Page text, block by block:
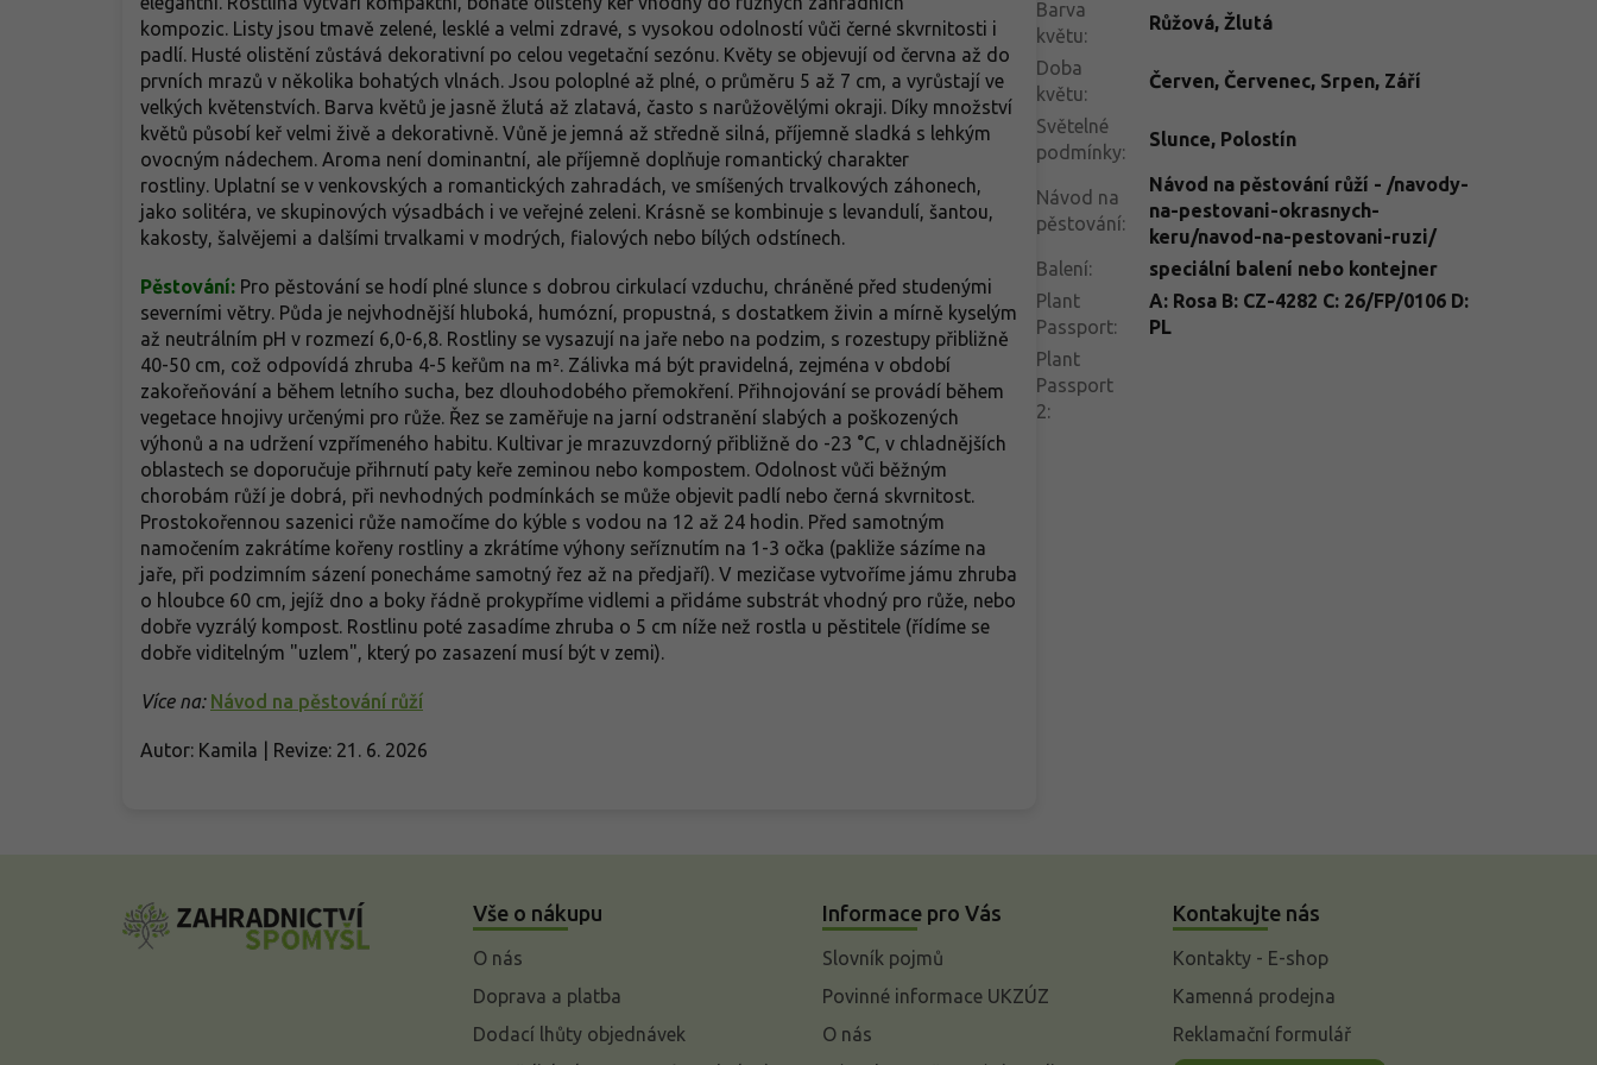
kompozic. Listy jsou tmavě zelené, lesklé a velmi zdravé, s vysokou odolností vůči černé skvrnitosti i
padlí. Husté olistění zůstává dekorativní po celou vegetační sezónu. Květy se objevují od června až do
prvních mrazů v několika bohatých vlnách. Jsou poloplné až plné, o průměru 5 až 7 cm, a vyrůstají ve
velkých květenstvích. Barva květů je jasně žlutá až zlatavá, často s narůžovělými okraji. Díky množství
květů působí keř velmi živě a dekorativně. Vůně je jemná až středně silná, příjemně sladká s lehkým
ovocným nádechem. Aroma není dominantní, ale příjemně doplňuje romantický charakter
rostliny. Uplatní se v venkovských a romantických zahradách, ve smíšených trvalkových záhonech,
jako solitéra, ve skupinových výsadbách i ve veřejné zeleni. Krásně se kombinuje s levandulí, šantou,
kakosty, šalvějemi a dalšími trvalkami v modrých, fialových nebo bílých odstínech.
Pěstování: Pro pěstování se hodí plné slunce s dobrou cirkulací vzduchu, chráněné před studenými
severními větry. Půda je nejvhodnější hluboká, humózní, propustná, s dostatkem živin a mírně kyselým
až neutrálním pH v rozmezí 6,0-6,8. Rostliny se vysazují na jaře nebo na podzim, s rozestupy přibližně
40-50 cm, což odpovídá zhruba 4-5 keřům na m². Zálivka má být pravidelná, zejména v období
zakořeňování a během letního sucha, bez dlouhodobého přemokření. Přihnojování se provádí během
vegetace hnojivy určenými pro růže. Řez se zaměřuje na jarní odstranění slabých a poškozených
výhonů a na udržení vzpřímeného habitu. Kultivar je mrazuvzdorný přibližně do -23 °C, v chladnějších
oblastech se doporučuje přihrnutí paty keře zeminou nebo kompostem. Odolnost vůči běžným
chorobám růží je dobrá, při nevhodných podmínkách se může objevit padlí nebo černá skvrnitost.
Prostokořennou sazenici růže namočíme do kýble s vodou na 12 až 24 hodin. Před samotným
namočením zakrátíme kořeny rostliny a zkrátíme výhony seříznutím na 1-3 očka (pakliže sázíme na
jaře, při podzimním sázení ponecháme samotný řez až na předjaří). V mezičase vytvoříme jámu zhruba
o hloubce 60 cm, jejíž dno a boky řádně prokypříme vidlemi a přidáme substrát vhodný pro růže, nebo
dobře vyzrálý kompost. Rostlinu poté zasadíme zhruba o 5 cm níže než rostla u pěstitele (řídíme se
dobře viditelným "uzlem", který po zasazení musí být v zemi).
Více na: Návod na pěstování růží
Autor: Kamila | Revize: 21. 6. 2026
Barva
květu:
Růžová, Žlutá
Doba
květu:
Červen, Červenec, Srpen, Září
Světelné
podmínky:
Slunce, Polostín
Návod na
pěstování:
Návod na pěstování růží - /navody-
na-pestovani-okrasnych-
keru/navod-na-pestovani-ruzi/
Balení:
speciální balení nebo kontejner
Plant
Passport:
A: Rosa B: CZ-4282 C: 26/FP/0106 D:
PL
Plant
Passport
2:
Vše o nákupu
O nás
Doprava a platba
Dodací lhůty objednávek
Informace pro Vás
Slovník pojmů
Povinné informace UKZÚZ
O nás
Kontakujte nás
Kontakty - E-shop
Kamenná prodejna
Reklamační formulář